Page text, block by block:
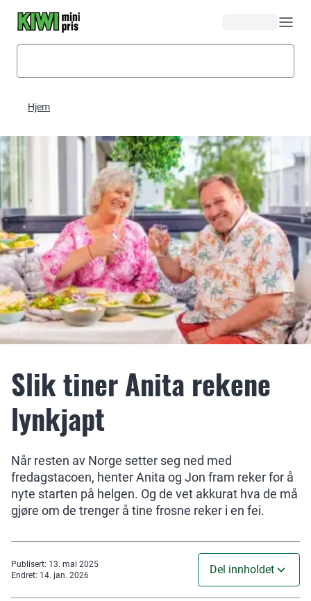
Hjem
Slik tiner Anita rekene
lynkjapt
Når resten av Norge setter seg ned med
fredagstacoen, henter Anita og Jon fram reker for å
nyte starten på helgen. Og de vet akkurat hva de må
gjøre om de trenger å tine frosne reker i en fei.
Publisert: 13. mai 2025
Endret: 14. jan. 2026 Del innholdet